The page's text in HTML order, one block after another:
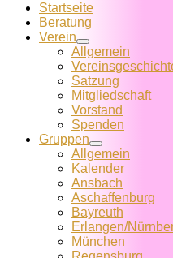
Startseite
Beratung
Verein
Allgemein
Satzung
Mitglied­schaft
Vorstand
Spenden
Gruppen
Allgemein
Kalender
Ansbach
Aschaffenburg
Bayreuth
Erlangen/
München